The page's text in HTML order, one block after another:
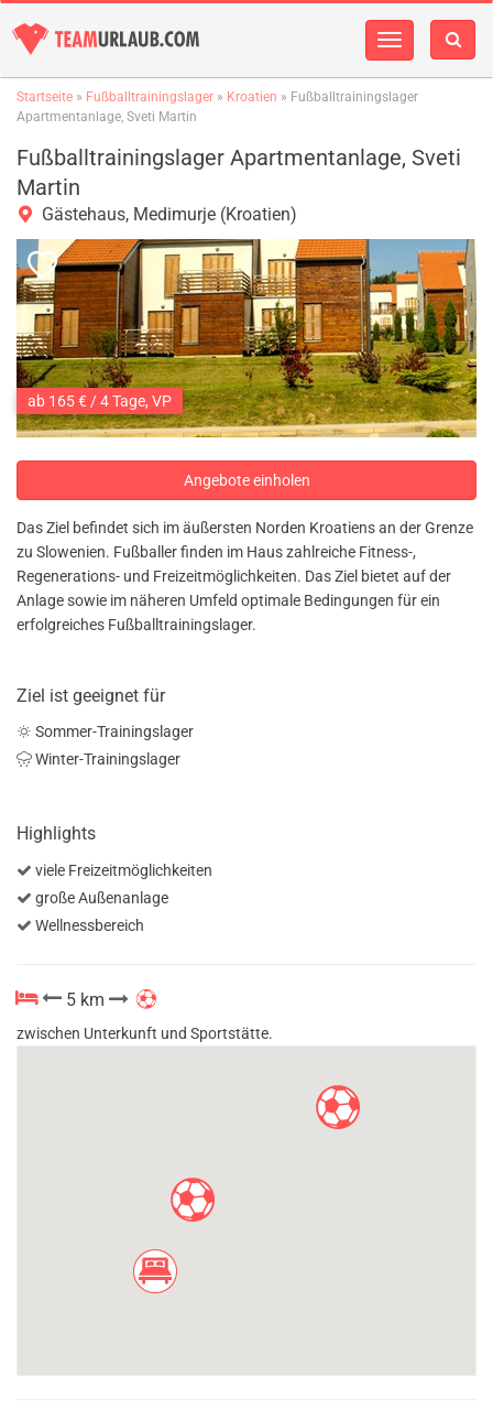
Navigation
Startseite » Fußballtrainingslager » Kroatien » Fußballtrainingslager
Apartmentanlage, Sveti Martin
Fußballtrainingslager Apartmentanlage, Sveti
Martin
Gästehaus, Medimurje (Kroatien)
ab 165 € / 4 Tage, VP
Angebote einholen
Das Ziel befindet sich im äußersten Norden Kroatiens an der Grenze
zu Slowenien. Fußballer finden im Haus zahlreiche Fitness-,
Regenerations- und Freizeitmöglichkeiten. Das Ziel bietet auf der
Anlage sowie im näheren Umfeld optimale Bedingungen für ein
erfolgreiches Fußballtrainingslager.
Ziel ist geeignet für
Sommer-Trainingslager
Winter-Trainingslager
Highlights
viele Freizeitmöglichkeiten
große Außenanlage
Wellnessbereich
5 km
zwischen Unterkunft und Sportstätte.